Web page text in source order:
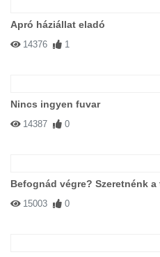
Apró háziállat eladó
14376 1
Nincs ingyen fuvar
14387 0
Befognád végre? Szeretnénk a
15003 0